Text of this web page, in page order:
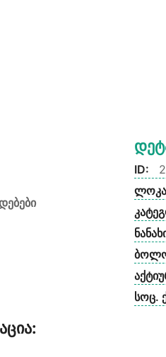
ID:
ბოლო
სოც.